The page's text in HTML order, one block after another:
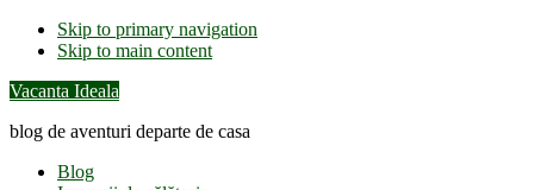
Skip to primary navigation
Skip to main content
Vacanta Ideala
blog de aventuri departe de casa
Blog